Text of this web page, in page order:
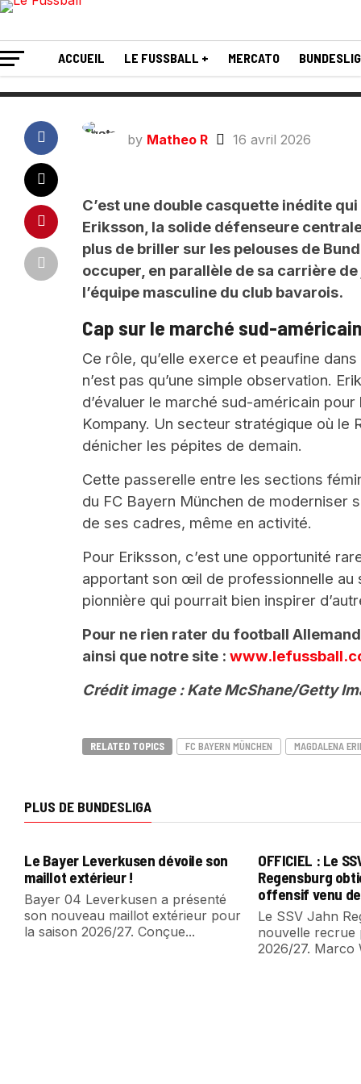
ACCUEIL LE FUSSBALL + MERCATO
pour Vincent
by Matheo R 16 avril 2026
C’est une double casquette inédite
Eriksson, la solide défenseure
plus de briller sur les pelouses de
occuper, en parallèle de sa carrière
l’équipe masculine du club bavarois.
Cap sur le marché sud-
Ce rôle, qu’elle exerce et peaufine
n’est pas qu’une simple observation.
d’évaluer le marché sud-américain
Kompany. Un secteur stratégique où
dénicher les pépites de demain.
Cette passerelle entre les sections
du FC Bayern München de moderniser
de ses cadres, même en activité.
Pour Eriksson, c’est une opportunité
apportant son œil de professionnelle au
pionnière qui pourrait bien inspirer
Pour ne rien rater du football
ainsi que notre site :
Crédit image : Kate McShane/Getty
RELATED TOPICS FC BAYERN MÜNCHEN MAGDALENA
PLUS DE BUNDESLIGA
Le Bayer Leverkusen dévoile son
maillot extérieur !
Bayer 04 Leverkusen a présenté
son nouveau maillot extérieur pour
la saison 2026/27. Conçue...
OFFICIEL : Le
Regensburg
offensif venu
Le SSV Jahn
nouvelle recrue
2026/27. Marco